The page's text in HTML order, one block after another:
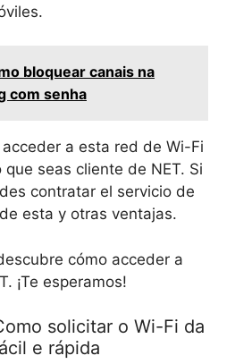
bloquear canais na
com senha
a esta red de Wi-Fi
seas cliente de NET. Si
contratar el servicio de
esta y otras ventajas.
cómo acceder a
¡Te esperamos!
solicitar o Wi-Fi da
e rápida